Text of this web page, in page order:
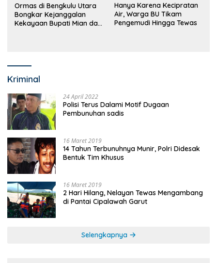
Ormas di Bengkulu Utara
Bongkar Kejanggalan
Kekayaan Bupati Mian dan
Hanya Karena Kecipratan
Air, Warga BU Tikam
Pengemudi Hingga Tewas
Kriminal
24 April 2022
Polisi Terus Dalami Motif Dugaan
Pembunuhan sadis
16 Maret 2019
14 Tahun Terbunuhnya Munir, Polri Didesak
Bentuk Tim Khusus
16 Maret 2019
2 Hari Hilang, Nelayan Tewas Mengambang
di Pantai Cipalawah Garut
Selengkapnya